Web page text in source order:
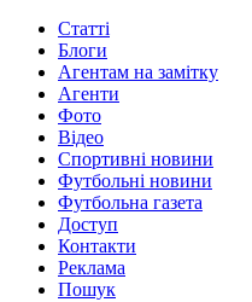
Статті
Блоги
Агентам на замітку
Агенти
Фото
Відео
Спортивні новини
Футбольні новини
Футбольна газета
Доступ
Контакти
Реклама
Пошук